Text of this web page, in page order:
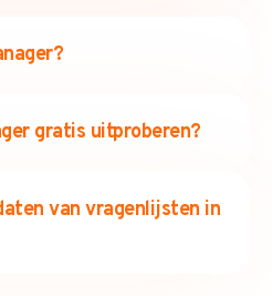
gratis uitproberen?
van vragenlijsten in